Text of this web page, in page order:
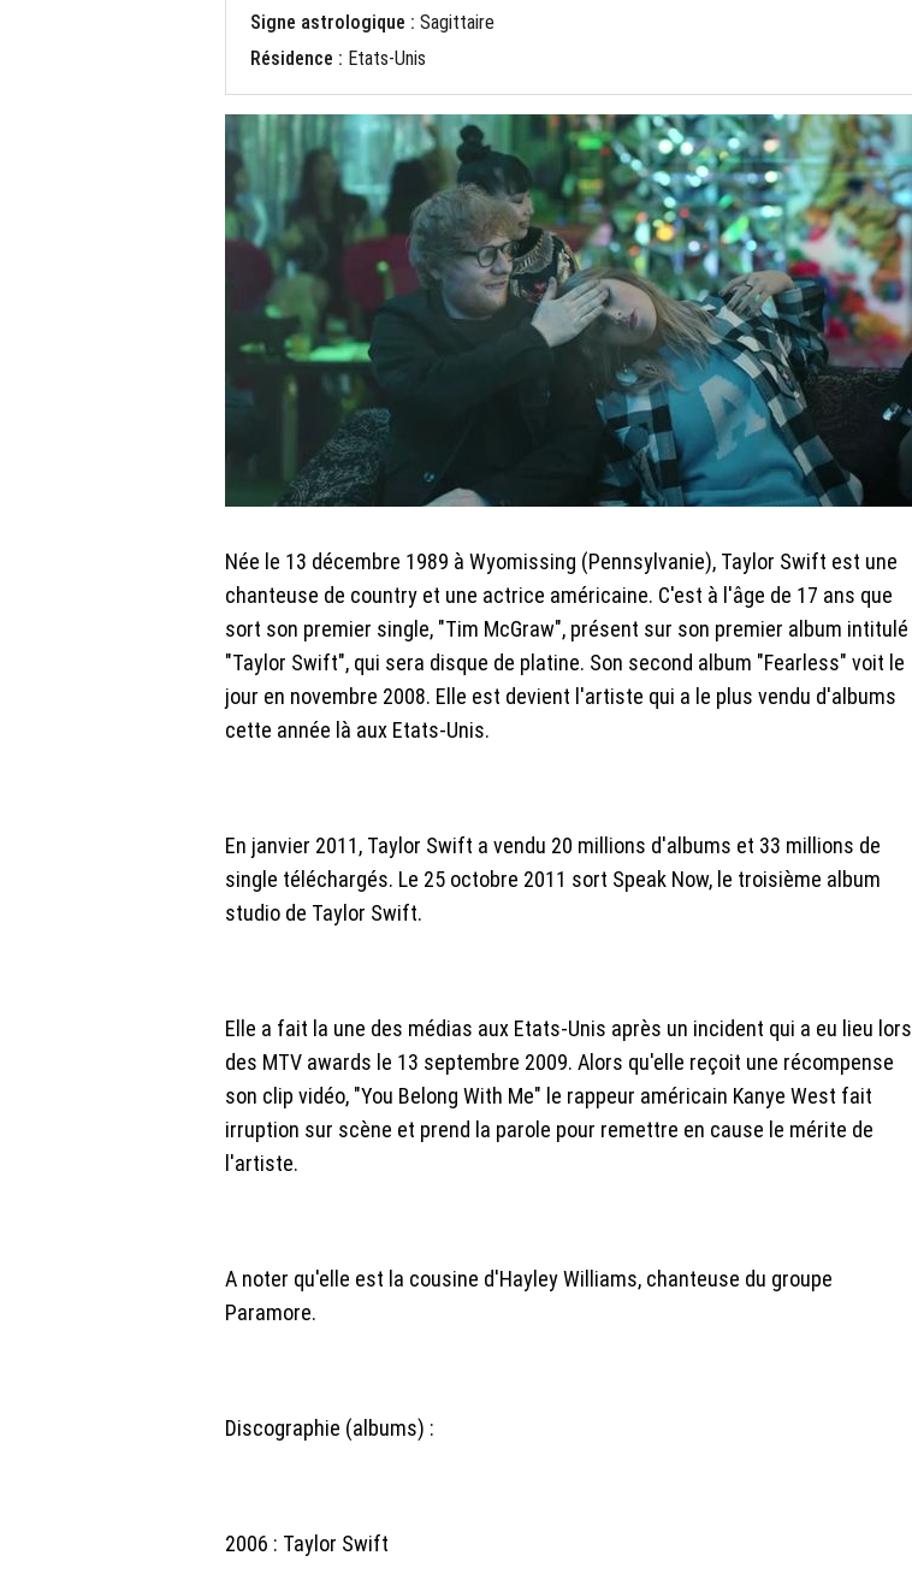
Signe astrologique :Sagittaire
Résidence : Etats-Unis
Née le 13 décembre 1989 à Wyomissing (Pennsylvanie), Taylor Swift est une
chanteuse de country et une actrice américaine. C'est à l'âge de 17 ans que
sort son premier single, "Tim McGraw", présent sur son premier album intitulé
"Taylor Swift", qui sera disque de platine. Son second album "Fearless" voit le
jour en novembre 2008. Elle est devient l'artiste qui a le plus vendu d'albums
cette année là aux Etats-Unis.
En janvier 2011, Taylor Swift a vendu 20 millions d'albums et 33 millions de
single téléchargés. Le 25 octobre 2011 sort Speak Now, le troisième album
studio de Taylor Swift.
Elle a fait la une des médias aux Etats-Unis après un incident qui a eu lieu lors
des MTV awards le 13 septembre 2009. Alors qu'elle reçoit une récompense
son clip vidéo, "You Belong With Me" le rappeur américain Kanye West fait
irruption sur scène et prend la parole pour remettre en cause le mérite de
l'artiste.
A noter qu'elle est la cousine d'Hayley Williams, chanteuse du groupe
Paramore.
Discographie (albums) :
2006 : Taylor Swift